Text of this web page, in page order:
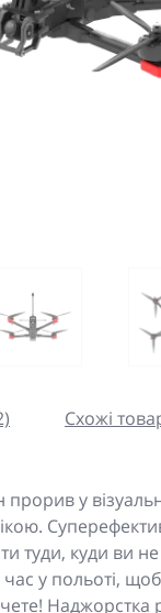
Схожі
у
туди, куди ви
у польоті,
Наджорстка